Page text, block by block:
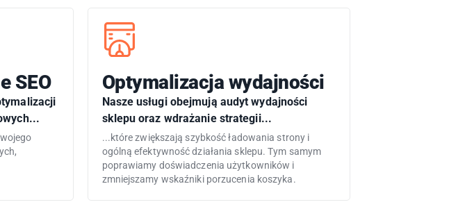
SEO Optymalizacja wydajności
Nasze usługi obejmują audyt wydajności
sklepu oraz wdrażanie strategii...
...które zwiększają szybkość ładowania strony i
ogólną efektywność działania sklepu. Tym samym
poprawiamy doświadczenia użytkowników i
zmniejszamy wskaźniki porzucenia koszyka.